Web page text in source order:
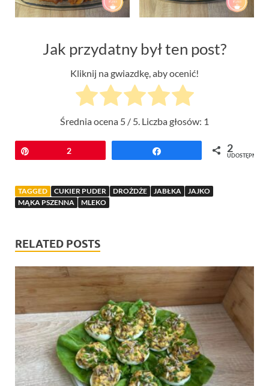
Jak przydatny był ten post?
Kliknij na gwiazdkę, aby ocenić!
Średnia ocena 5 / 5. Liczba głosów: 1
Przypnij2 2
UDOSTĘPNIEŃ
TAGGED CUKIER PUDER DROŻDŻE JABŁKA
JAJKO
MĄKA PSZENNA
MLEKO
RELATED POSTS